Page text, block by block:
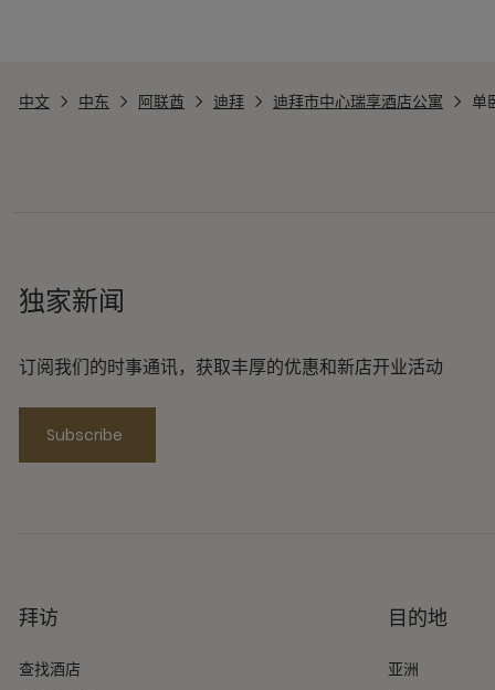
中文 中东 阿联酋 迪拜 迪拜市中心瑞享酒店公寓 单
独家新闻
订阅我们的时事通讯，获取丰厚的优惠和新店开业活动
Subscribe
拜访
查找酒店
目的地
亚洲